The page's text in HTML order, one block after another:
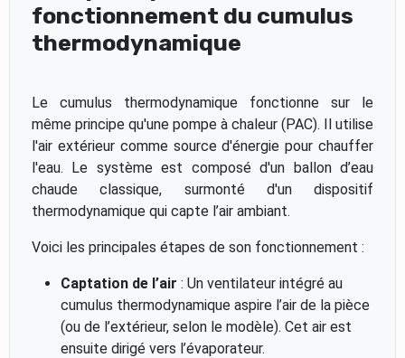
fonctionnement du cumulus
thermodynamique
Le cumulus thermodynamique fonctionne sur le
même principe qu'une pompe à chaleur (PAC). Il utilise
l'air extérieur comme source d'énergie pour chauffer
l'eau. Le système est composé d'un ballon d’eau
chaude classique, surmonté d'un dispositif
thermodynamique qui capte l’air ambiant.
Voici les principales étapes de son fonctionnement :
Captation de l’air : Un ventilateur intégré au
cumulus thermodynamique aspire l’air de la pièce
(ou de l’extérieur, selon le modèle). Cet air est
ensuite dirigé vers l’évaporateur.